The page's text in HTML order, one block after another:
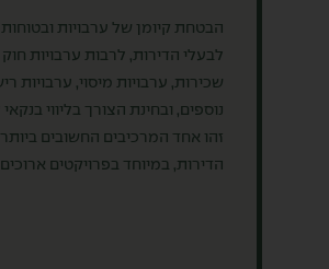
הבטחת קיומן של ערבויות
לבעלי הדירות, לרבות ערבויות
שכירות, ערבויות מיסוי, ערבויות
נוספים, ובחינת הצורך בליווי
זהו אחד המרכיבים החשובים
הדירות, במיוחד בפרויקטים